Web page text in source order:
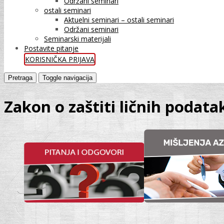
ostali seminari
Aktuelni seminari – ostali seminari
Održani seminari
Seminarski materijali
Postavite pitanje
KORISNIČKA PRIJAVA
Pretraga Toggle navigacija
Zakon o zaštiti ličnih